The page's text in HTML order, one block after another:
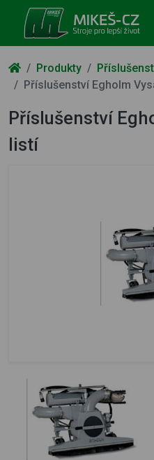
Produkty
Příslušenství Egholm
Příslušenství
listí